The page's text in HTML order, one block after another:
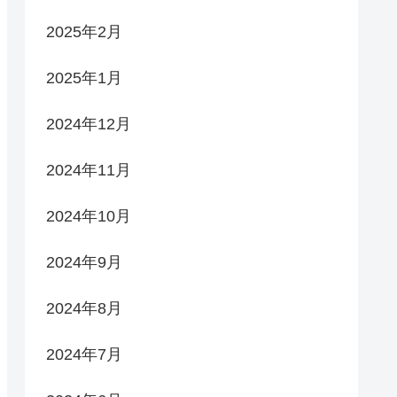
2025年2月
2025年1月
2024年12月
2024年11月
2024年10月
2024年9月
2024年8月
2024年7月